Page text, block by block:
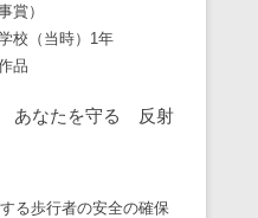
賞）
校（当時）1年
品
あなたを守る 反射
る歩行者の安全の確保